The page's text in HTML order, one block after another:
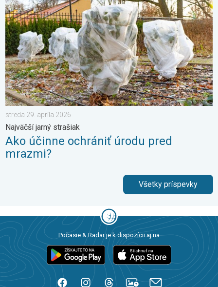
streda 29. apríla 2026
Najväčší jarný strašiak
Ako účinne ochrániť úrodu pred
mrazmi?
Všetky príspevky
Počasie & Radar je k dispozícii aj na